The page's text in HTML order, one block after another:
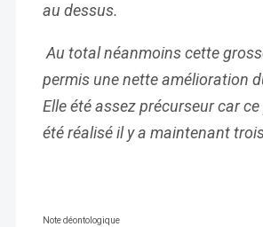
au dessus.
Au total néanmoins cette
permis une nette amélioration
Elle été assez précurseur car
été réalisé il y a maintenant
Note déontologique